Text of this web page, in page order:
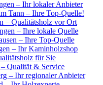
– Ihr lokaler Anbieter
Tann – Ihre Top-Quelle!
– Qualitätsholz vor Ort
– Ihre lokale Quelle
– Ihre Top-Quelle
– Ihr Kaminholzshop
für Sie
Qualität & Service
– Ihr regionaler Anbieter